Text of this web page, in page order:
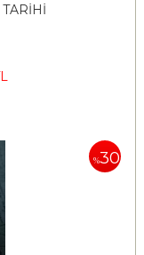
%30